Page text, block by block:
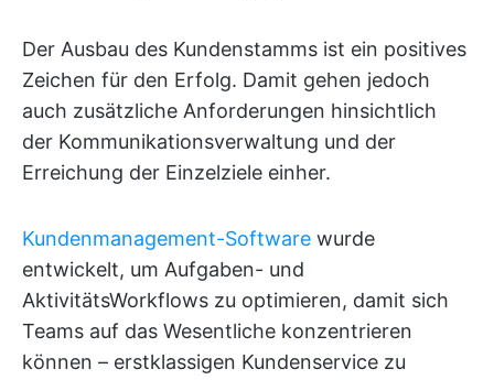
Der Ausbau des Kundenstamms ist ein positives
Zeichen für den Erfolg. Damit gehen jedoch
auch zusätzliche Anforderungen hinsichtlich
der Kommunikationsverwaltung und der
Erreichung der Einzelziele einher.
Kundenmanagement-Software wurde
entwickelt, um Aufgaben- und
AktivitätsWorkflows zu optimieren, damit sich
Teams auf das Wesentliche konzentrieren
können – erstklassigen Kundenservice zu